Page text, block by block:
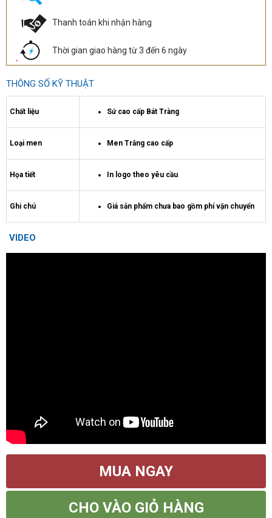
Thanh toán khi nhận hàng
Thời gian giao hàng từ 3 đến 6 ngày
THÔNG SỐ KỸ THUẬT
Chất liệu Sứ cao cấp Bát Tràng
Loại men Men Trắng cao cấp
Họa tiết In logo theo yêu cầu
Ghi chú Giá sản phẩm chưa bao gồm phí vận chuyển
VIDEO
MUA NGAY
CHO VÀO GIỎ HÀNG